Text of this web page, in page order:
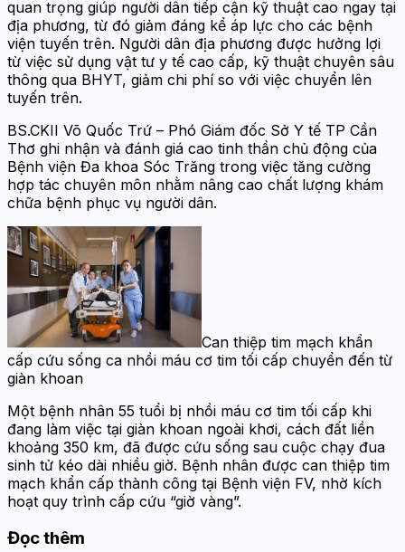
quan trọng giúp người dân tiếp cận kỹ thuật cao ngay tại
địa phương, từ đó giảm đáng kể áp lực cho các bệnh
viện tuyến trên. Người dân địa phương được hưởng lợi
từ việc sử dụng vật tư y tế cao cấp, kỹ thuật chuyên sâu
thông qua BHYT, giảm chi phí so với việc chuyển lên
tuyến trên.
BS.CKII Võ Quốc Trứ – Phó Giám đốc Sở Y tế TP Cần
Thơ ghi nhận và đánh giá cao tinh thần chủ động của
Bệnh viện Đa khoa Sóc Trăng trong việc tăng cường
hợp tác chuyên môn nhằm nâng cao chất lượng khám
chữa bệnh phục vụ người dân.
Can thiệp tim mạch khẩn
cấp cứu sống ca nhồi máu cơ tim tối cấp chuyển đến từ
giàn khoan
Một bệnh nhân 55 tuổi bị nhồi máu cơ tim tối cấp khi
đang làm việc tại giàn khoan ngoài khơi, cách đất liền
khoảng 350 km, đã được cứu sống sau cuộc chạy đua
sinh tử kéo dài nhiều giờ. Bệnh nhân được can thiệp tim
mạch khẩn cấp thành công tại Bệnh viện FV, nhờ kích
hoạt quy trình cấp cứu “giờ vàng”.
Đọc thêm